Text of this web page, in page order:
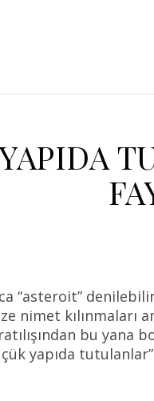
“asteroit”
nimet kılınmaları
bu yana
yapıda